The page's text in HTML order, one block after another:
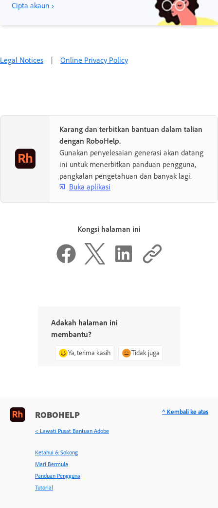
Cipta akaun ›
Legal Notices | Online Privacy Policy
Karang dan terbitkan bantuan dalam talian
dengan RoboHelp.
Gunakan penyelesaian generasi akan datang
ini untuk menerbitkan panduan pengguna,
pangkalan pengetahuan dan banyak lagi.
Buka aplikasi
Kongsi halaman ini
Adakah halaman ini
membantu?
Ya, terima kasih Tidak juga
ROBOHELP
< Lawati Pusat Bantuan Adobe
Ketahui & Sokong
Mari Bermula
Panduan Pengguna
Tutorial
^ Kembali ke atas